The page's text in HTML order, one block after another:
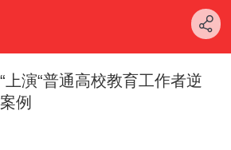
上演“普通高校教育工作者逆
例